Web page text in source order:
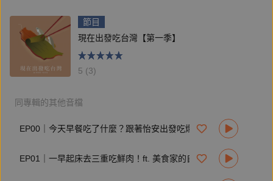
https://www.mirrorvoice.com.tw/podcasts/34/1780
【本集節目是由鏡好聽製作播出的《現在出發吃台灣》】
每週六上線全新一集
開啟小鈴鐺、按下追蹤，持續關注最新節目！
製作人：周郁然
照片提供：盧怡安
節目
現在出發吃台灣【第一季】
5 (3)
同專輯的其他音檔
EP00｜今天早餐吃了什麼？跟著怡安出發吃爆 10 款早場小吃
EP01｜一早起床去三重吃鮮肉！ft. 美食家的自學之路 Liz 高琹雯